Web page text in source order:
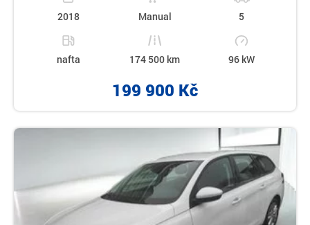
2018 Manual 5
nafta 174 500 km 96 kW
199 900 Kč